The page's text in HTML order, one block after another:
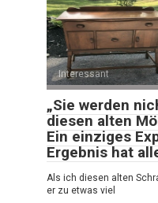
Interessant
„Sie werden
diesen alten
Ein einziges
Ergebnis hat
Als ich diesen alten
er zu etwas viel